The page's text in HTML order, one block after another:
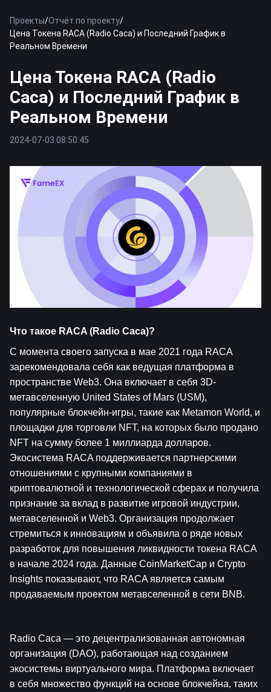
Проекты/Отчёт по проекту/
Цена Токена RACA (Radio Caca) и Последний График в
Реальном Времени
Цена Токена RACA (Radio
Caca) и Последний График в
Реальном Времени
2024-07-03 08:50:45
Что такое RACA (Radio Caca)?
С момента своего запуска в мае 2021 года RACA
зарекомендовала себя как ведущая платформа в
пространстве Web3. Она включает в себя 3D-
метавселенную United States of Mars (USM),
популярные блокчейн-игры, такие как Metamon World, и
площадки для торговли NFT, на которых было продано
NFT на сумму более 1 миллиарда долларов.
Экосистема RACA поддерживается партнерскими
отношениями с крупными компаниями в
криптовалютной и технологической сферах и получила
признание за вклад в развитие игровой индустрии,
метавселенной и Web3. Организация продолжает
стремиться к инновациям и объявила о ряде новых
разработок для повышения ликвидности токена RACA
в начале 2024 года. Данные CoinMarketCap и Crypto
Insights показывают, что RACA является самым
продаваемым проектом метавселенной в сети BNB.
Radio Caca — это децентрализованная автономная
организация (DAO), работающая над созданием
экосистемы виртуального мира. Платформа включает
в себя множество функций на основе блокчейна, таких